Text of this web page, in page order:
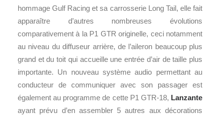
hommage Gulf Racing et sa carrosserie Long Tail, elle fait
apparaître d’autres nombreuses évolutions
comparativement à la P1 GTR originelle, ceci notamment
au niveau du diffuseur arrière, de l’aileron beaucoup plus
grand et du toit qui accueille une entrée d’air de taille plus
importante. Un nouveau système audio permettant au
conducteur de communiquer avec son passager est
également au programme de cette P1 GTR-18, Lanzante
ayant prévu d’en assembler 5 autres aux décorations